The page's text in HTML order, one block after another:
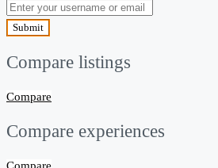
Submit
Compare listings
Compare
Compare experiences